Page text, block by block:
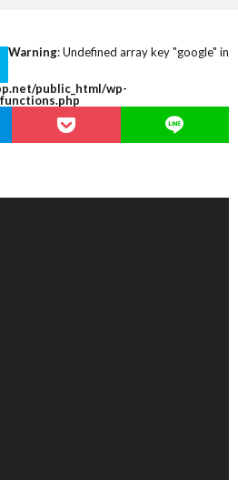
Warning: Undefined array key "google" in
public_html/wp-